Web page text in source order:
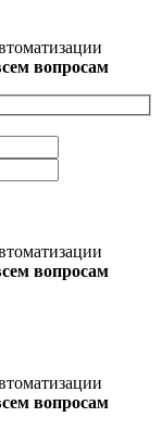
вопросам
вопросам
вопросам